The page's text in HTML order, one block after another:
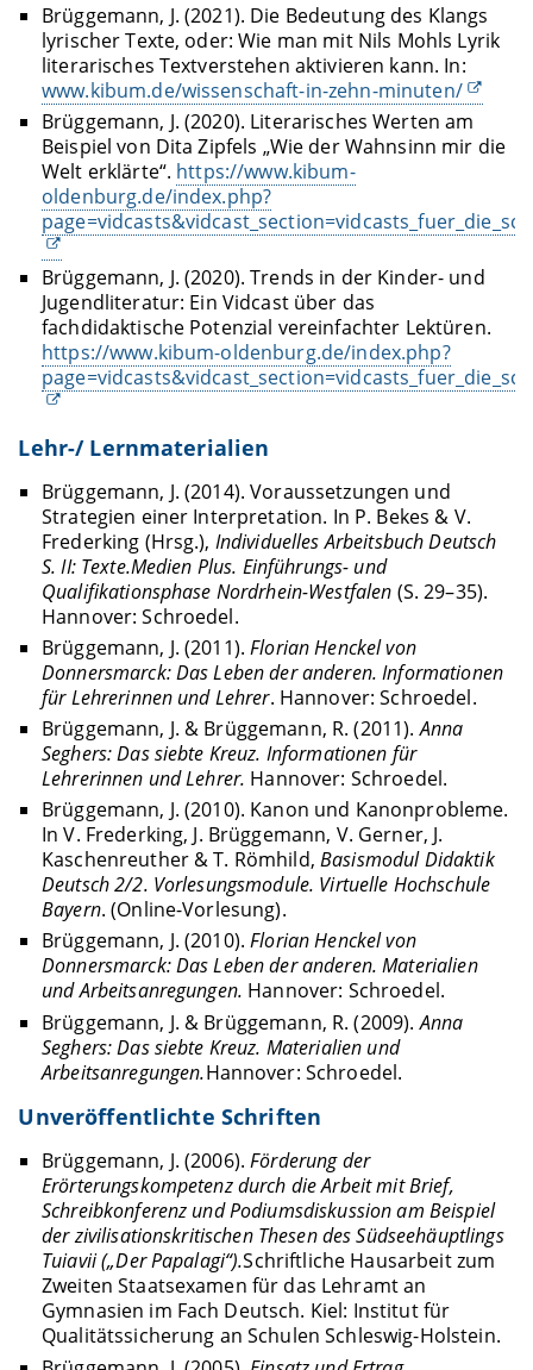
Brüggemann, J. (2021). Die Bedeutung des Klangs
lyrischer Texte, oder: Wie man mit Nils Mohls Lyrik
literarisches Textverstehen aktivieren kann. In:
www.kibum.de/wissenschaft-in-zehn-minuten/
Brüggemann, J. (2020). Literarisches Werten am
Beispiel von Dita Zipfels „Wie der Wahnsinn mir die
Welt erklärte“. https://www.kibum-
oldenburg.de/index.php?
Brüggemann, J. (2020). Trends in der Kinder- und
Jugendliteratur: Ein Vidcast über das
fachdidaktische Potenzial vereinfachter Lektüren.
https://www.kibum-oldenburg.de/index.php?
Lehr-/ Lernmaterialien
Brüggemann, J. (2014). Voraussetzungen und
Strategien einer Interpretation. In P. Bekes & V.
Frederking (Hrsg.), Individuelles Arbeitsbuch Deutsch
S. II: Texte.Medien Plus. Einführungs- und
Qualifikationsphase Nordrhein-Westfalen (S. 29–35).
Hannover: Schroedel.
Brüggemann, J. (2011).Florian Henckel von
Donnersmarck: Das Leben der anderen. Informationen
für Lehrerinnen und Lehrer. Hannover: Schroedel.
Brüggemann, J. & Brüggemann, R. (2011).Anna
Seghers: Das siebte Kreuz. Informationen für
Lehrerinnen und Lehrer. Hannover: Schroedel.
Brüggemann, J. (2010). Kanon und Kanonprobleme.
In V. Frederking, J. Brüggemann, V. Gerner, J.
Kaschenreuther & T. Römhild,Basismodul Didaktik
Deutsch 2/2. Vorlesungsmodule. Virtuelle Hochschule
Bayern. (Online-Vorlesung).
Brüggemann, J. (2010).Florian Henckel von
Donnersmarck: Das Leben der anderen. Materialien
und Arbeitsanregungen. Hannover: Schroedel.
Brüggemann, J. & Brüggemann, R. (2009).Anna
Seghers: Das siebte Kreuz. Materialien und
Arbeitsanregungen.Hannover: Schroedel.
Unveröffentlichte Schriften
Brüggemann, J. (2006).Förderung der
Erörterungskompetenz durch die Arbeit mit Brief,
Schreibkonferenz und Podiumsdiskussion am Beispiel
der zivilisationskritischen Thesen des Südseehäuptlings
Tuiavii („Der Papalagi“).Schriftliche Hausarbeit zum
Zweiten Staatsexamen für das Lehramt an
Gymnasien im Fach Deutsch. Kiel: Institut für
Qualitätssicherung an Schulen Schleswig-Holstein.